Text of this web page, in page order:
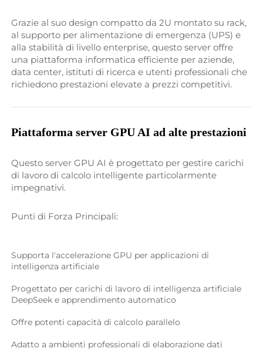
Grazie al suo design compatto da 2U montato su rack,
al supporto per alimentazione di emergenza (UPS) e
alla stabilità di livello enterprise, questo server offre
una piattaforma informatica efficiente per aziende,
data center, istituti di ricerca e utenti professionali che
richiedono prestazioni elevate a prezzi competitivi.
Piattaforma server GPU AI ad alte prestazioni
Questo server GPU AI è progettato per gestire carichi
di lavoro di calcolo intelligente particolarmente
impegnativi.
Punti di Forza Principali:
Supporta l'accelerazione GPU per applicazioni di
intelligenza artificiale
Progettato per carichi di lavoro di intelligenza artificiale
DeepSeek e apprendimento automatico
Offre potenti capacità di calcolo parallelo
Adatto a ambienti professionali di elaborazione dati